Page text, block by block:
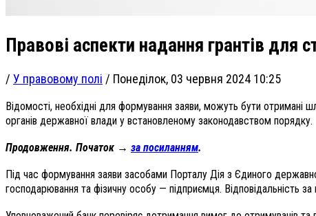
Правові аспекти надання грантів для
/ У правовому полі / Понеділок, 03 червня 2024 10:25
Відомості, необхідні для формування заяви, можуть бути отримані
органів державної влади у встановленому законодавством порядку.
Продовження. Початок → за посиланням.
Під час формування заяви засобами Порталу Дія з Єдиного
господарювання та фізичну особу — підприємця. Відповідальність